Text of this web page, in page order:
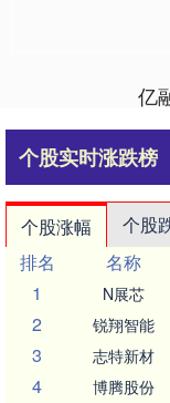
亿
个股实时涨跌榜
个股涨幅 个股
排名
名称
1
N展芯
2 锐翔智能
3 志特新材
4 博腾股份